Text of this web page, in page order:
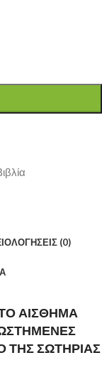
(0)
ΑΙΣΘΗΜΑ
ΤΗΣ ΣΩΤΗΡΙΑΣ